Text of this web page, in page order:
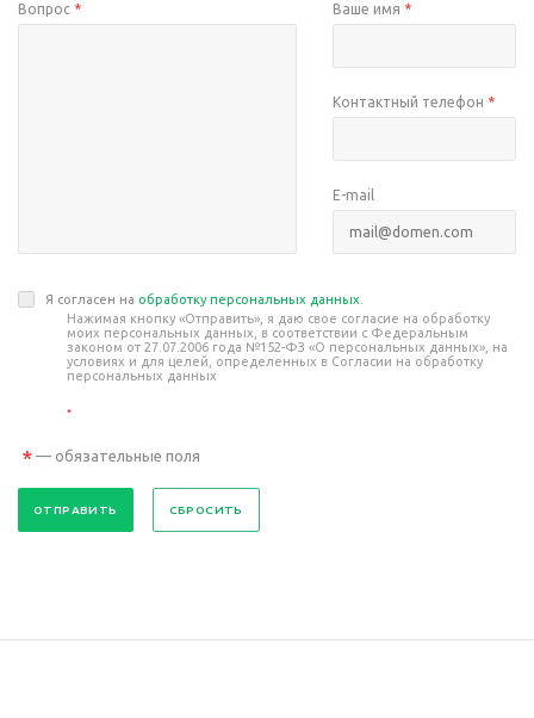
Вопрос * Ваше имя *
Контактный телефон *
E-mail
Я согласен на обработку персональных данных
Нажимая кнопку «Отправить», я даю свое согласие на обработку
моих персональных данных, в соответствии с Федеральным
законом от 27.07.2006 года №152-ФЗ «О персональных данных», на
условиях и для целей, определенных в Согласии на обработку
персональных данных
*
* — обязательные поля
СБРОСИТЬ